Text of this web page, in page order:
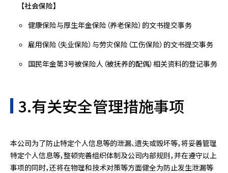
【社会保险】
健康保险与厚生年金保险（养老保险）的文书提交事务
雇用保险（失业保险）与劳灾保险（工伤保险）的文书提交事务
国民年金第3号被保险人（被抚养的配偶）相关资料的登记事务
3.有关安全管理措施事项
本公司为了防止特定个人信息等的泄漏、遗失或毁坏等，将妥善管理
特定个人信息等，整顿完善组织体制及公司内部规则，并在遵守以上
事项的同时，还将在物理和技术对策等方面健全为防止发生泄漏等